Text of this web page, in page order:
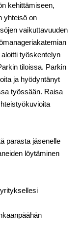
kehittämiseen,
yhteisö on
vaikuttavuuden
työskentelyn
tiloissa. Parkin
ja hyödyntänyt
työssään. Raisa
parasta jäsenelle
löytäminen